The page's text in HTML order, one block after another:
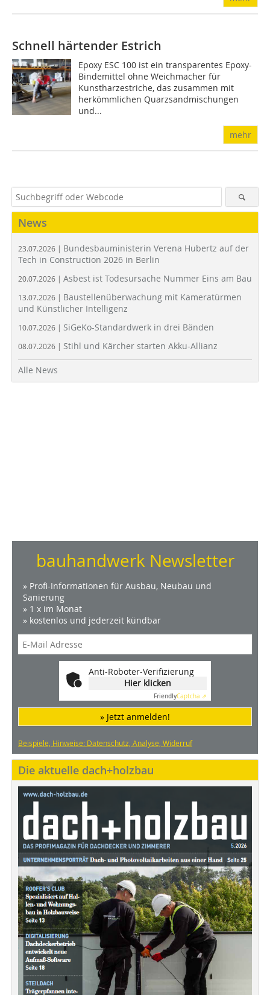
Schnell härtender Estrich
Epoxy ESC 100 ist ein transparentes Epoxy-
Bindemittel ohne Weichmacher für
Kunstharzestriche, das zusammen mit
herkömmlichen Quarzsandmischungen
und...
mehr
News
23.07.2026 | Bundesbauministerin Verena Hubertz auf der
Tech in Construction 2026 in Berlin
20.07.2026 | Asbest ist Todesursache Nummer Eins am Bau
13.07.2026 | Baustellenüberwachung mit Kameratürmen
und Künstlicher Intelligenz
10.07.2026 | SiGeKo-Standardwerk in drei Bänden
08.07.2026 | Stihl und Kärcher starten Akku-Allianz
Alle News
bauhandwerk Newsletter
» Profi-Informationen für Ausbau, Neubau und
Sanierung
» 1 x im Monat
» kostenlos und jederzeit kündbar
Anti-Roboter-Verifizierung
Hier klicken
FriendlyCaptcha ⇗
» Jetzt anmelden!
Beispiele, Hinweise: Datenschutz, Analyse, Widerruf
Die aktuelle dach+holzbau